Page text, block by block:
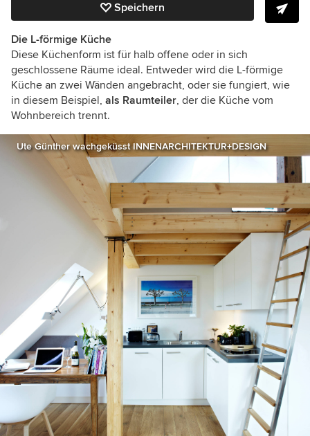
Speichern
Die L-förmige Küche
Diese Küchenform ist für halb offene oder in sich
geschlossene Räume ideal. Entweder wird die L-förmige
Küche an zwei Wänden angebracht, oder sie fungiert, wie
in diesem Beispiel, als Raumteiler, der die Küche vom
Wohnbereich trennt.
Ute Günther wachgeküsst INNENARCHITEKTUR+DESIGN